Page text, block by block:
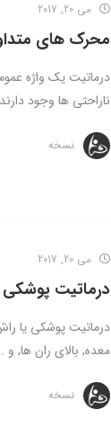
می 20, 2017
محرک های
درماتیت یک واژه
ناراحتی ها وجود
نسخه
می 20, 2017
درماتیت پوشکی
درماتیت پوشکی یا
معده, بالای ران ها, و
نسخه